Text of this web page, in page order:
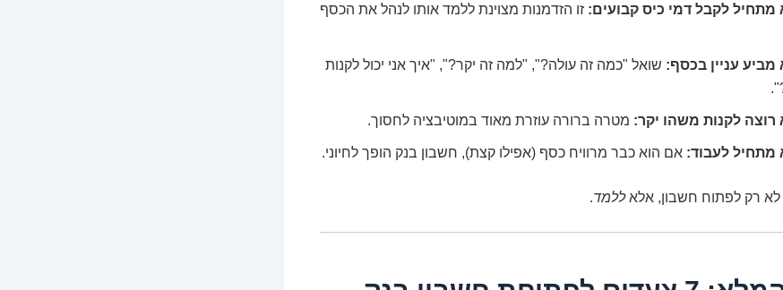
מתחיל לקבל דמי כיס קבועים: זו הזדמנות מצוינת ללמד אותו לנהל את הכסף
מביע עניין בכסף: שואל "כמה זה עולה?", "למה זה יקר?", "איך אני יכול לקנות
רוצה לקנות משהו יקר: מטרה ברורה עוזרת מאוד במוטיבציה לחסוך.
מתחיל לעבוד: אם הוא כבר מרוויח כסף (אפילו קצת), חשבון בנק הופך לחיוני.
לא רק לפתוח חשבון, אלאללמד.